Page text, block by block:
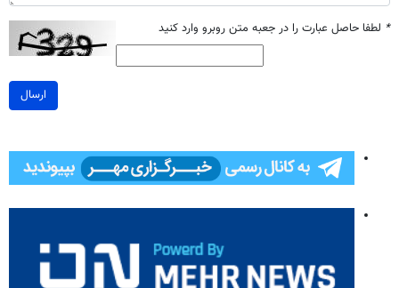
* لطفا حاصل عبارت را در جعبه متن روبرو وارد کنید
ارسال